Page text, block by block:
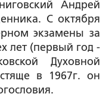
Андрей
С октября
экзамены за
лет (первый год -
Духовной
в 1967г. он